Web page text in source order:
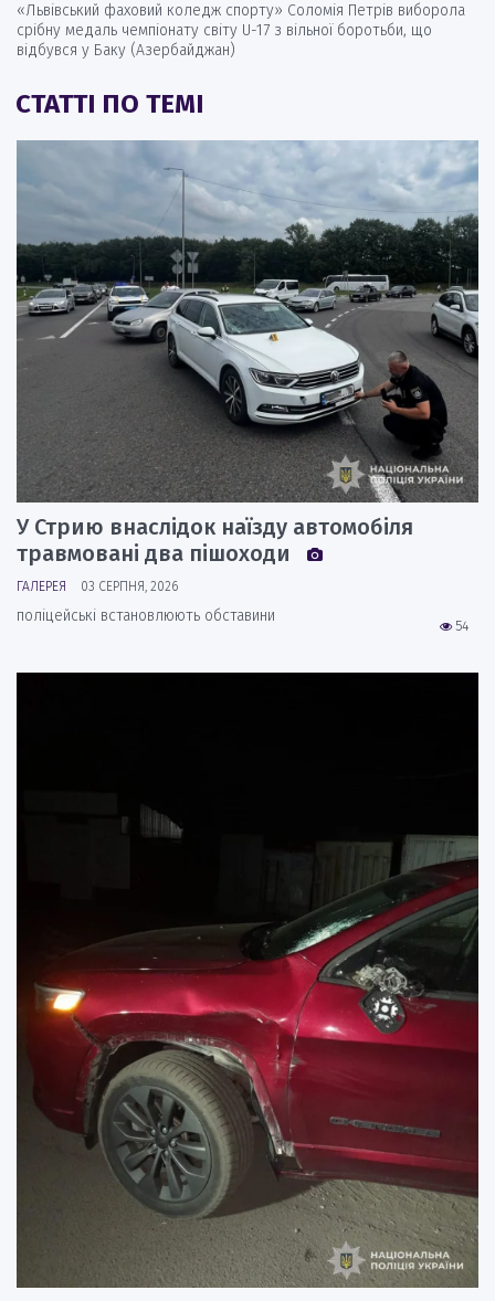
«Львівський фаховий коледж спорту» Соломія Петрів виборола
срібну медаль чемпіонату світу U-17 з вільної боротьби, що
відбувся у Баку (Азербайджан)
СТАТТІ ПО ТЕМІ
У Стрию внаслідок наїзду автомобіля
травмовані два пішоходи
ГАЛЕРЕЯ 03 СЕРПНЯ, 2026
54
поліцейські встановлюють обставини